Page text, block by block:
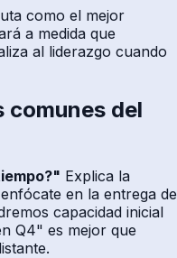
como el mejor
a medida que
al liderazgo cuando
comunes del
Explica la
en la entrega de
capacidad inicial
Q4" es mejor que